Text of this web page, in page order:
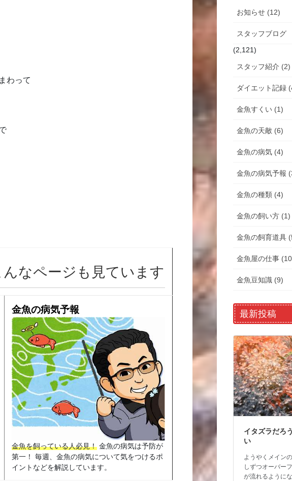
わって
なページも見ています
金魚の病気予報
金魚を飼っている人必見！ 金魚の病気は予防が
第一！ 毎週、金魚の病気について気をつけるポ
イントなどを解説しています。
お知らせ (12)
スタッフブログ
(2,121)
スタッフ紹介 (2)
ダイエット記録
金魚すくい (1)
金魚の天敵 (6)
金魚の病気 (4)
金魚の病気予報
金魚の種類 (4)
金魚の飼い方 (1)
金魚の飼育道具
金魚屋の仕事
金魚豆知識 (9)
最新投稿
イタズラだろ
い
ようやくメイン
しずつオーバー
が流れるように